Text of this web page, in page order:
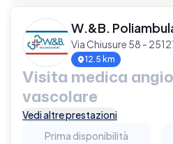
W.&B.
Via Chiusure 58 -
12.5 km
Visita medica
vascolare
Vedi altre prestazioni
Prima disponibilità